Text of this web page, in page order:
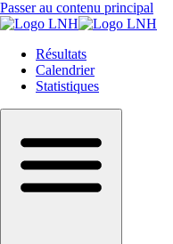
Passer au contenu principal
Résultats
Calendrier
Statistiques